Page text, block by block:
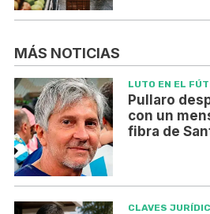
MÁS NOTICIAS
LUTO EN EL
Pullaro
con un
fibra de
CLAVES